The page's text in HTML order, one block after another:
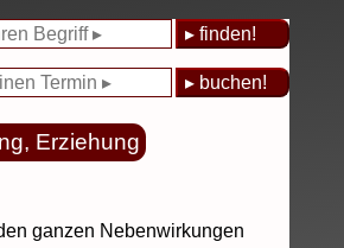
Erziehung
ganzen Nebenwirkungen